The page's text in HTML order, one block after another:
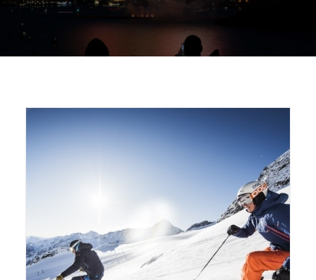
Polska
Świat
Wasze Podróże